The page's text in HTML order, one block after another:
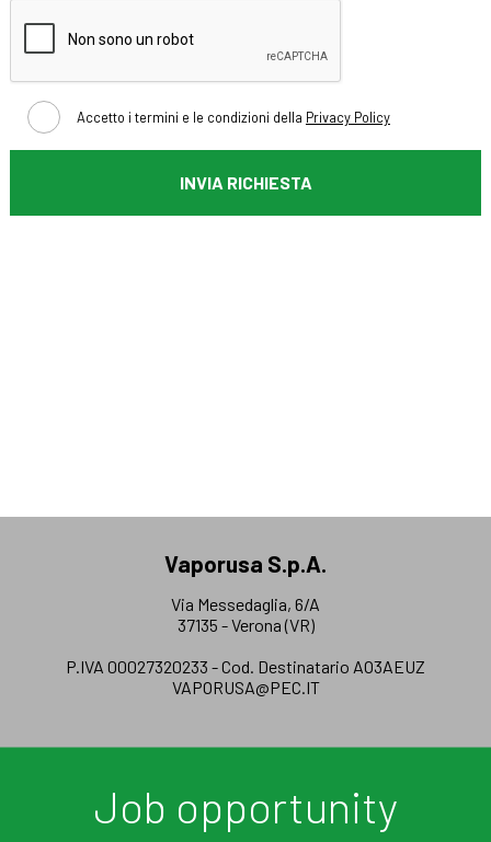
Accetto i termini e le condizioni della Privacy Policy
INVIA RICHIESTA
Vaporusa S.p.A.
Via Messedaglia, 6/A
37135 - Verona (VR)
P.IVA 00027320233 - Cod. Destinatario AO3AEUZ
VAPORUSA@PEC.IT
Job opportunity